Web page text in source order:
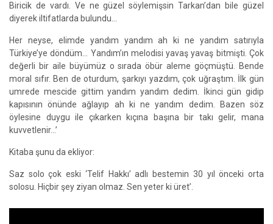
Biricik de vardı. Ve ne güzel söylemişsin Tarkan’dan bile güzel
diyerek iltifatlarda bulundu…
Her neyse, elimde yandım yandım ah ki ne yandım satırıyla
Türkiye’ye döndüm… Yandım’ın melodisi yavaş yavaş bitmişti. Çok
değerli bir aile büyümüz o sırada öbür aleme göçmüştü. Bende
moral sıfır. Ben de oturdum, şarkıyı yazdım, çok uğraştım. İlk gün
umrede mescide gittim yandım yandım dedim. İkinci gün gidip
kapısının önünde ağlayıp ah ki ne yandım dedim. Bazen söz
öylesine duygu ile çıkarken kıçına başına bir takı gelir, mana
kuvvetlenir…’
Kitaba şunu da ekliyor:
Saz solo çok eski ‘Telif Hakkı’ adlı bestemin 30 yıl önceki orta
solosu. Hiçbir şey ziyan olmaz. Sen yeter ki üret’.